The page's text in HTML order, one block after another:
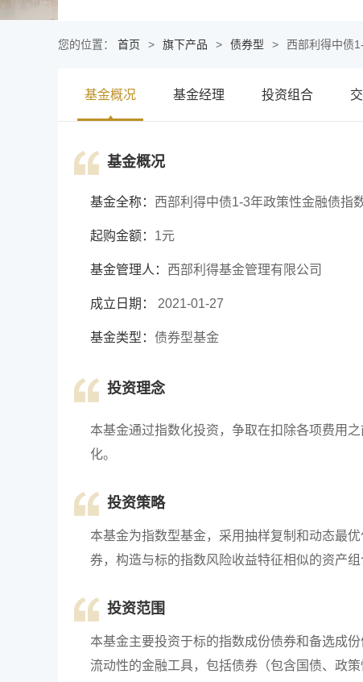
您的位置： 首页 > 旗下产品 > 债券型 > 西部利得中债
基金概况 基金经理 投资组合
基金概况
基金全称： 西部利得中债1-3年政策性金融债指
起购金额： 1元
基金管理人： 西部利得基金管理有限公司
成立日期： 2021-01-27
基金类型： 债券型基金
投资理念
本基金通过指数化投资，争取在扣除各项费用
化。
投资策略
本基金为指数型基金，采用抽样复制和动态最
券，构造与标的指数风险收益特征相似的资产
投资范围
本基金主要投资于标的指数成份债券和备选成
流动性的金融工具，包括债券（包含国债、政